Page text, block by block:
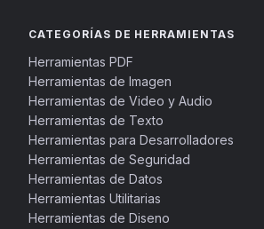
CATEGORÍAS DE HERRAMIENTAS
Herramientas PDF
Herramientas de Imagen
Herramientas de Video y Audio
Herramientas de Texto
Herramientas para Desarrolladores
Herramientas de Seguridad
Herramientas de Datos
Herramientas Utilitarias
Herramientas de Diseno